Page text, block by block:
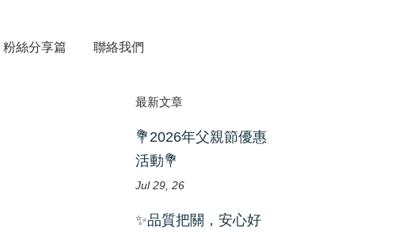
粉絲分享篇 聯絡我們
最新文章
💐2026年父親節優惠
活動💐
Jul 29, 26
✨品質把關，安心好